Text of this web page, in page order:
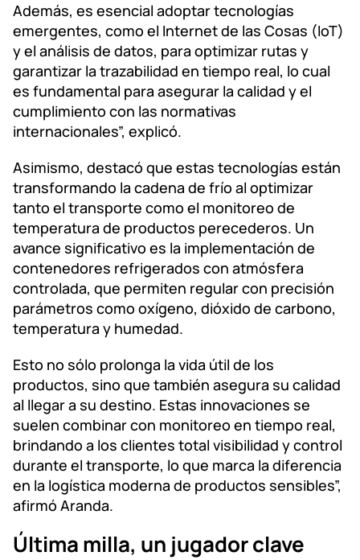
Además, es esencial adoptar tecnologías
emergentes, como el Internet de las Cosas (IoT)
y el análisis de datos, para optimizar rutas y
garantizar la trazabilidad en tiempo real, lo cual
es fundamental para asegurar la calidad y el
cumplimiento con las normativas
internacionales”, explicó.
Asimismo, destacó que estas tecnologías están
transformando la cadena de frío al optimizar
tanto el transporte como el monitoreo de
temperatura de productos perecederos. Un
avance significativo es la implementación de
contenedores refrigerados con atmósfera
controlada, que permiten regular con precisión
parámetros como oxígeno, dióxido de carbono,
temperatura y humedad.
Esto no sólo prolonga la vida útil de los
productos, sino que también asegura su calidad
al llegar a su destino. Estas innovaciones se
suelen combinar con monitoreo en tiempo real,
brindando a los clientes total visibilidad y control
durante el transporte, lo que marca la diferencia
en la logística moderna de productos sensibles”,
afirmó Aranda.
Última milla, un jugador clave